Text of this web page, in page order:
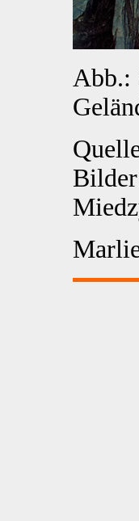
Abb.: